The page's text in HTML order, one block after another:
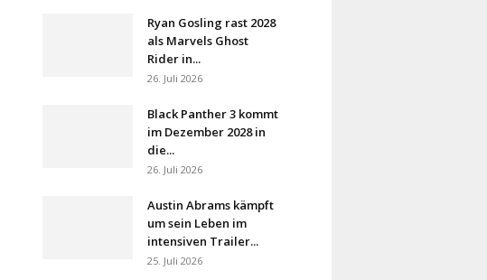
Ryan Gosling rast 2028
als Marvels Ghost
Rider in...
26. Juli 2026
Black Panther 3 kommt
im Dezember 2028 in
die...
26. Juli 2026
Austin Abrams kämpft
um sein Leben im
intensiven Trailer...
25. Juli 2026